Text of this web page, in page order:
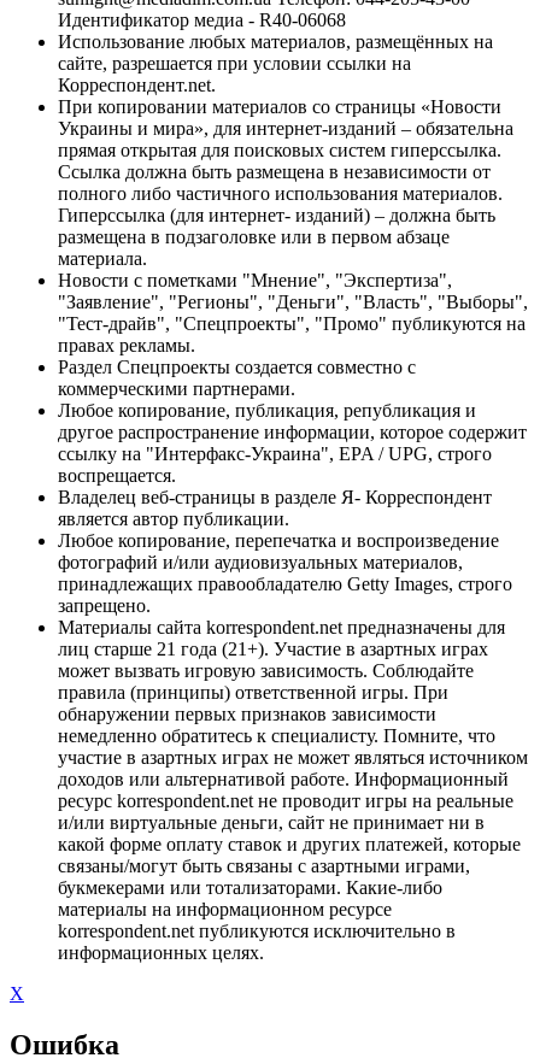
Идентификатор медиа - R40-06068
Использование любых материалов, размещённых на
сайте, разрешается при условии ссылки на
Корреспондент.net.
При копировании материалов со страницы «Новости
Украины и мира», для интернет-изданий – обязательна
прямая открытая для поисковых систем гиперссылка.
Ссылка должна быть размещена в независимости от
полного либо частичного использования материалов.
Гиперссылка (для интернет- изданий) – должна быть
размещена в подзаголовке или в первом абзаце
материала.
Новости с пометками "Мнение", "Экспертиза",
"Заявление", "Регионы", "Деньги", "Власть", "Выборы",
"Тест-драйв", "Спецпроекты", "Промо" публикуются на
правах рекламы.
Раздел Спецпроекты создается совместно с
коммерческими партнерами.
Любое копирование, публикация, републикация и
другое распространение информации, которое содержит
ссылку на "Интерфакс-Украина", EPA / UPG, строго
воспрещается.
Владелец веб-страницы в разделе Я- Корреспондент
является автор публикации.
Любое копирование, перепечатка и воспроизведение
фотографий и/или аудиовизуальных материалов,
принадлежащих правообладателю Getty Images, строго
запрещено.
Материалы сайта korrespondent.net предназначены для
лиц старше 21 года (21+). Участие в азартных играх
может вызвать игровую зависимость. Соблюдайте
правила (принципы) ответственной игры. При
обнаружении первых признаков зависимости
немедленно обратитесь к специалисту. Помните, что
участие в азартных играх не может являться источником
доходов или альтернативой работе. Информационный
ресурс korrespondent.net не проводит игры на реальные
и/или виртуальные деньги, сайт не принимает ни в
какой форме оплату ставок и других платежей, которые
связаны/могут быть связаны с азартными играми,
букмекерами или тотализаторами. Какие-либо
материалы на информационном ресурсе
korrespondent.net публикуются исключительно в
информационных целях.
X
Ошибка